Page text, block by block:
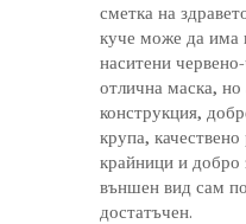
сметка на
куче може да има
наситени
отлична маска, но
конструкция,
крупа,
крайници и добро
външен вид сам
достатъчен.